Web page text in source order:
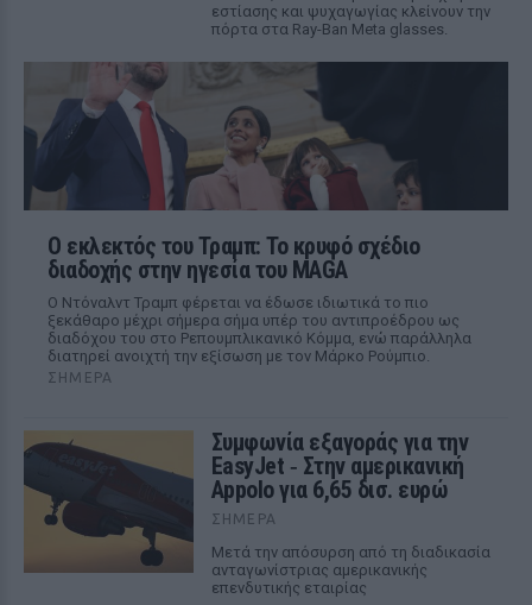
εστίασης και ψυχαγωγίας κλείνουν την
πόρτα στα Ray-Ban Meta glasses.
Ο εκλεκτός του Τραμπ: Το κρυφό σχέδιο
διαδοχής στην ηγεσία του MAGA
Ο Ντόναλντ Τραμπ φέρεται να έδωσε ιδιωτικά το πιο
ξεκάθαρο μέχρι σήμερα σήμα υπέρ του αντιπροέδρου ως
διαδόχου του στο Ρεπουμπλικανικό Κόμμα, ενώ παράλληλα
διατηρεί ανοιχτή την εξίσωση με τον Μάρκο Ρούμπιο.
ΣΉΜΕΡΑ
Συμφωνία εξαγοράς για την
EasyJet ‑ Στην αμερικανική
Appolo για 6,65 δισ. ευρώ
ΣΉΜΕΡΑ
Μετά την απόσυρση από τη διαδικασία
ανταγωνίστριας αμερικανικής
επενδυτικής εταιρίας